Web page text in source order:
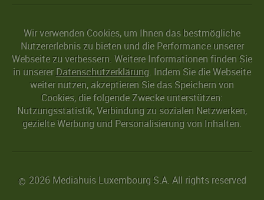
Wir verwenden Cookies, um Ihnen das bestmögliche
Nutzererlebnis zu bieten und die Performance unserer
Webseite zu verbessern. Weitere Informationen finden Sie
in unserer Datenschutzerklärung. Indem Sie die Webseite
weiter nutzen, akzeptieren Sie das Speichern von
Cookies, die folgende Zwecke unterstützen:
Nutzungsstatistik, Verbindung zu sozialen Netzwerken,
gezielte Werbung und Personalisierung von Inhalten.
© 2026 Mediahuis Luxembourg S.A. All rights reserved